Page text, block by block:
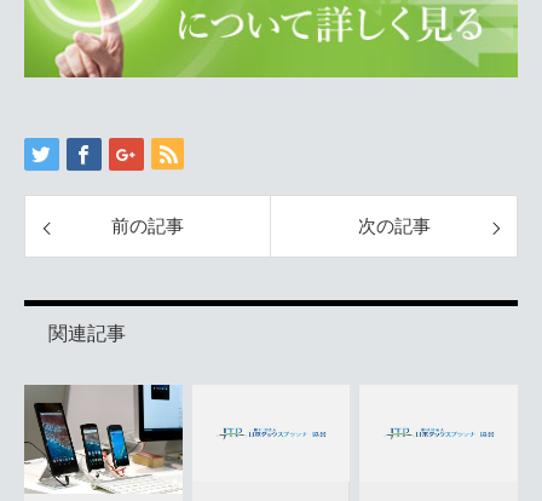
前の記事 次の記事
関連記事